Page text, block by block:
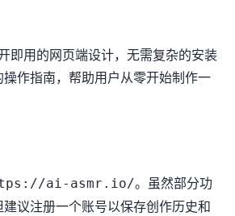
即用的网页端设计，无需复杂的安装
作指南，帮助用户从零开始制作一
ai-asmr.io/。虽然部分功
议注册一个账号以保存创作历史和